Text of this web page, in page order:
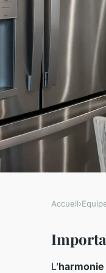
la
Accueil›
L’harmonie